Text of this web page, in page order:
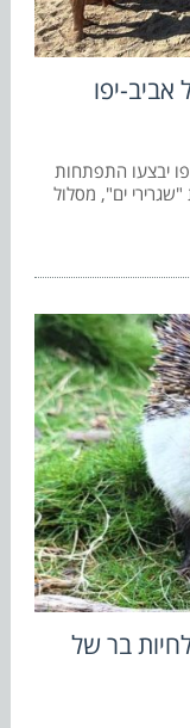
אביב-יפו
יבצעו התפתחות
ים", מסלול
בר של